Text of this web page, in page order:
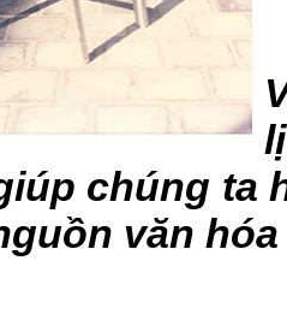
chúng ta
văn